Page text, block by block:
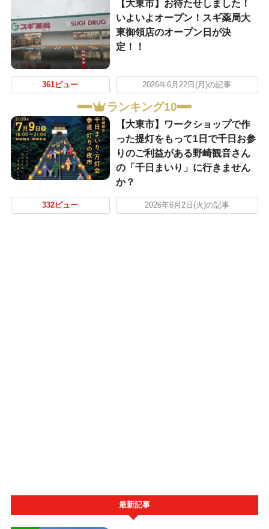
【大東市】お待たせしました！
いよいよオープン！スギ薬局大
東御領店のオープン日が決
定！！
361ビュー 2026年6月22日(月)の記事
ランキング10
【大東市】ワークショップで作
った提灯をもって1日で千日お参
りのご利益がある野崎観音さん
の「千日まいり」に行きません
か？
332ビュー 2026年6月2日(火)の記事
最新記事